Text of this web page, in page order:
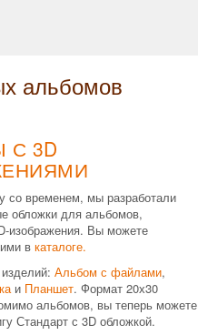
альбомов
3D
со временем, мы разработали
обложки для альбомов,
изображения. Вы можете
в каталоге.
Альбом с файлами,
и Планшет. Формат 20х30
альбомов, вы теперь можете
Стандарт с 3D обложкой.